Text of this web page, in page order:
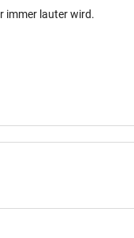
immer lauter wird.